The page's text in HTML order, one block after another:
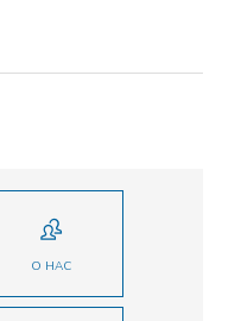
О НАС